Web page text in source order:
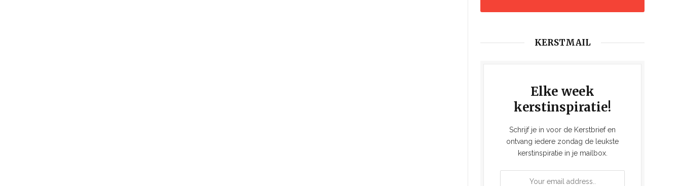
KERSTMAIL
Elke week
kerstinspiratie!
Schrijf je in voor de Kerstbrief en
ontvang iedere zondag de leukste
kerstinspiratie in je mailbox.